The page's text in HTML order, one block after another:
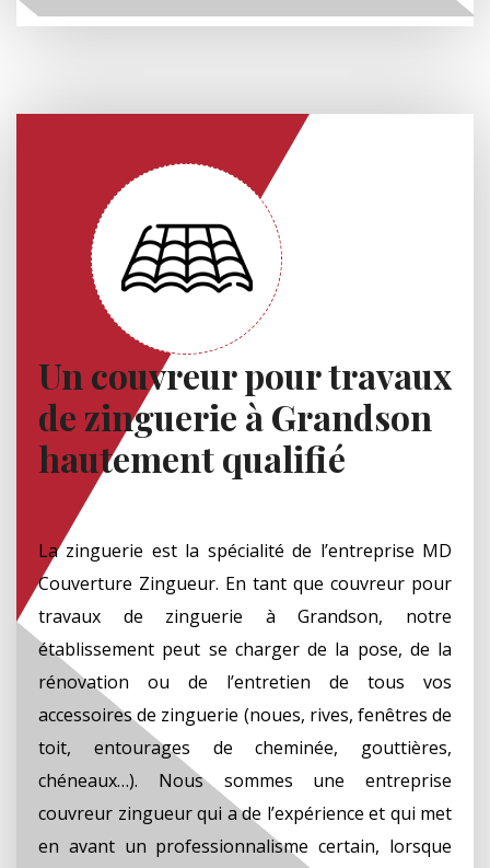
Un couvreur pour travaux
de zinguerie à Grandson
hautement qualifié
La zinguerie est la spécialité de l’entreprise MD
Couverture Zingueur. En tant que couvreur pour
travaux de zinguerie à Grandson, notre
établissement peut se charger de la pose, de la
rénovation ou de l’entretien de tous vos
accessoires de zinguerie (noues, rives, fenêtres de
toit, entourages de cheminée, gouttières,
chéneaux…). Nous sommes une entreprise
couvreur zingueur qui a de l’expérience et qui met
en avant un professionnalisme certain, lorsque